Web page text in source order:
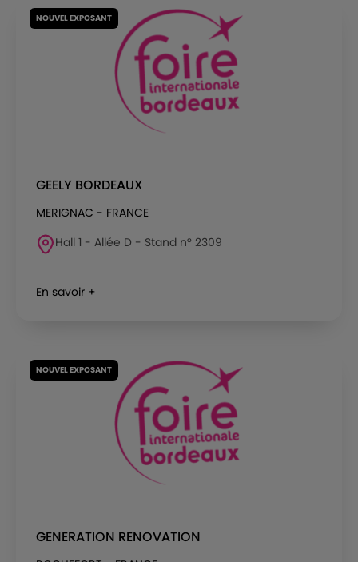
NOUVEL EXPOSANT
GEELY BORDEAUX
MERIGNAC - FRANCE
Hall 1 - Allée D - Stand n° 2309
En savoir +
NOUVEL EXPOSANT
GENERATION RENOVATION